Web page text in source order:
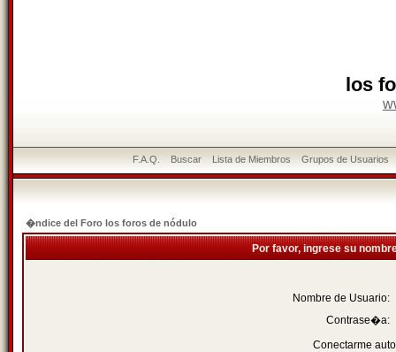
los
F.A.Q. Buscar Lista de Miembros Grupos de Usuarios
�ndice del Foro los foros de nódulo
Por favor, ingrese su
Nombre de Usuario:
Contrase�a:
Conectarme